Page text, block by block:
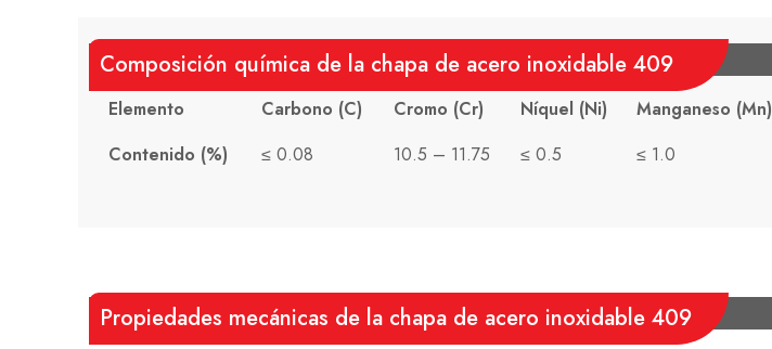
Composición química de la chapa de acero inoxidable 409
Elemento Carbono (C) Cromo (Cr) Níquel (Ni) Manganeso (Mn)
Contenido (%)
≤ 0.08 10.5 – 11.75 ≤ 0.5 ≤ 1.0
Propiedades mecánicas de la chapa de acero inoxidable 409